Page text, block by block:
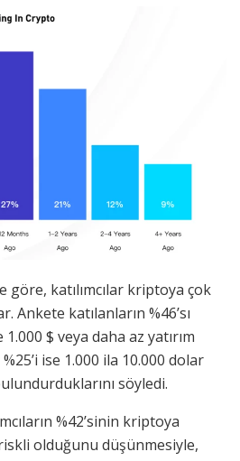
katılımcılar kriptoya çok
Ankete katılanların %46’sı
$ veya daha az yatırım
ise 1.000 ila 10.000 dolar
söyledi.
%42’sinin kriptoya
olduğunu düşünmesiyle,